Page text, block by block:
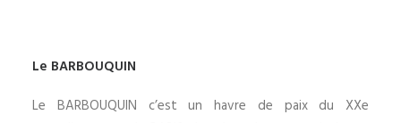
Le BARBOUQUIN
Le BARBOUQUIN c’est un havre de paix du XXe